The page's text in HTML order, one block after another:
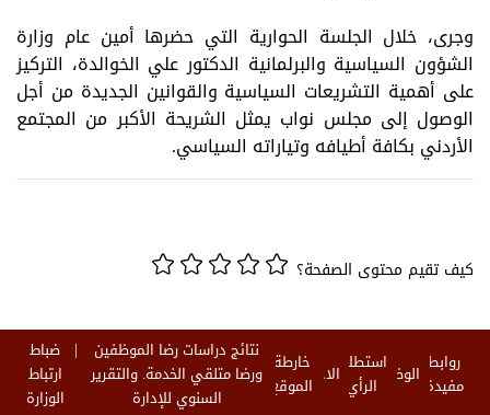
وجرى، خلال الجلسة الحوارية التي حضرها أمين عام وزارة
الشؤون السياسية والبرلمانية الدكتور علي الخوالدة، التركيز
على أهمية التشريعات السياسية والقوانين الجديدة من أجل
الوصول إلى مجلس نواب يمثل الشريحة الأكبر من المجتمع
الأردني بكافة أطيافه وتياراته السياسي.
كيف تقيم محتوى الصفحة؟
روابط
مفيدة الوظائفاستطلاع
الرأي الاخبارخارطة
الموقع
نتائج دراسات رضا الموظفين
ورضا متلقي الخدمة. والتقرير
السنوي للإدارة
ضباط
ارتباط
الوزارة